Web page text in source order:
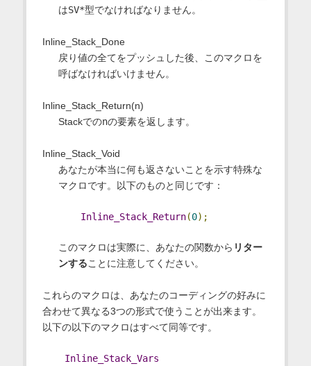
はSV*型でなければなりません。
Inline_Stack_Done
戻り値の全てをプッシュした後、このマクロを
呼ばなければいけません。
Inline_Stack_Return(n)
Stackでのnの要素を返します。
Inline_Stack_Void
あなたが本当に何も返さないことを示す特殊な
マクロです。以下のものと同じです：
Inline_Stack_Return(0);
このマクロは実際に、あなたの関数から リター
ンすることに注意してください。
これらのマクロは、あなたのコーディングの好みに
合わせて異なる3つの形式で使うことが出来ます。
以下の以下のマクロはすべて同等です。
Inline_Stack_Vars